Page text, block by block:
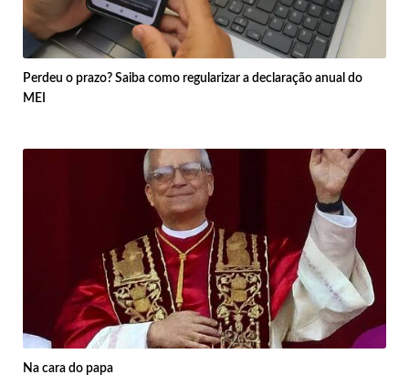
Perdeu o prazo? Saiba como regularizar a declaração anual do
MEI
Na cara do papa